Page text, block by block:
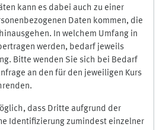
kann es dabei auch zu einer
Daten kommen, die
In welchem Umfang in
werden, bedarf jeweils
Bitte wenden Sie sich bei Bedarf
an den für den jeweiligen Kurs
dass Dritte aufgrund der
Identifizierung zumindest einzelner